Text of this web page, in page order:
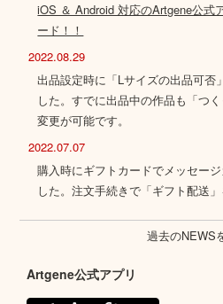
iOS ＆ Android 対応のArtgene公式
ード！！
2022.08.29
出品設定時に「Lサイズの出品可否
した。すでに出品中の作品も「つ
変更が可能です。
2022.07.07
購入時にギフトカードでメッセー
した。注文手続きで「ギフト配送」
過去のNEWS
Artgene公式アプリ